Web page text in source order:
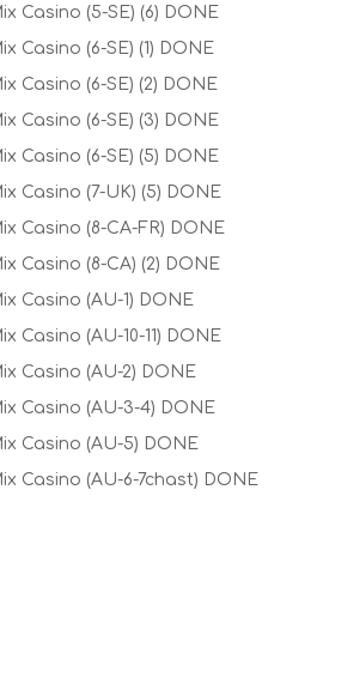
Casino (5-SE) (6) DONE
Casino (6-SE) (1) DONE
Casino (6-SE) (2) DONE
Casino (6-SE) (3) DONE
Casino (6-SE) (5) DONE
Casino (7-UK) (5) DONE
Casino (8-CA-FR) DONE
Casino (8-CA) (2) DONE
Casino (AU-1) DONE
Casino (AU-10-11) DONE
Casino (AU-2) DONE
Casino (AU-3-4) DONE
Casino (AU-5) DONE
Casino (AU-6-7chast) DONE